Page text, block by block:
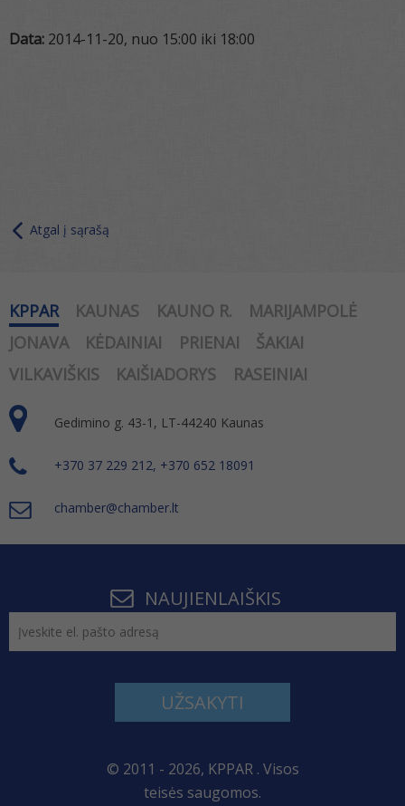
Data: 2014-11-20, nuo 15:00 iki 18:00
Atgal į sąrašą
KPPAR KAUNAS KAUNO R.
MARIJAMPOLĖ
JONAVA
KĖDAINIAI PRIENAI
ŠAKIAI
VILKAVIŠKIS
KAIŠIADORYS RASEINIAI
Gedimino g. 43-1, LT-44240 Kaunas
+370 37 229 212, +370 652 18091
chamber@chamber.lt
NAUJIENLAIŠKIS
UŽSAKYTI
© 2011 - 2026, KPPAR . Visos
teisės saugomos.